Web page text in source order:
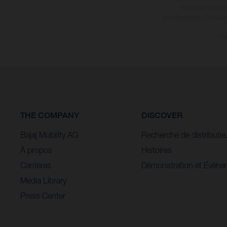
THE COMPANY
Bajaj Mobility AG
À propos
Carrières
Media Library
Press Center
DISCOVER
Recherche de
Histoires
Démonstration et